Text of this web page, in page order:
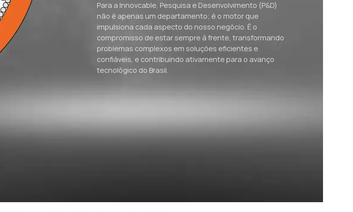
Para a Innovcable, Pesquisa e Desenvolvimento (P&D)
não é apenas um departamento; é o motor que
impulsiona cada aspecto do nosso negócio. É o
compromisso de estar sempre à frente, transformando
problemas complexos em soluções eficientes e
confiáveis, e contribuindo ativamente para o avanço
tecnológico do Brasil.